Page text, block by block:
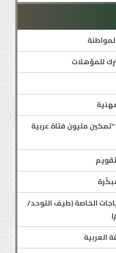
للمؤهلات
مليون فتاة عربية
الخاصة (طيف التوحد/
العربية